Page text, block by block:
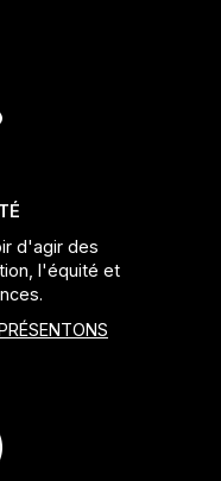
d'agir des
l'équité et